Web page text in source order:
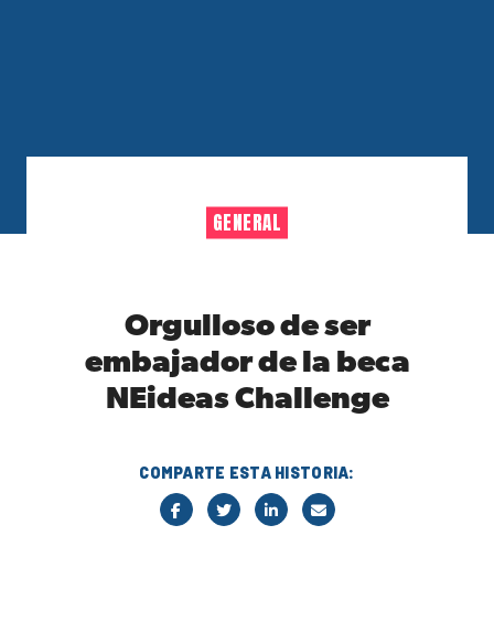
GENERAL
Orgulloso de ser
embajador de la beca
NEideas Challenge
COMPARTE ESTA HISTORIA: